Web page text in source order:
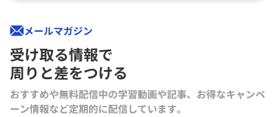
メールマガジン
受け取る情報で
周りと差をつける
おすすめや無料配信中の学習動画や記事、お得なキャンペ
ーン情報など定期的に配信しています。